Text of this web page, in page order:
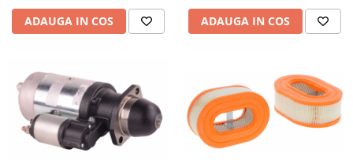
Camasa piston
Segmenti motor
Cablu acceleratie
Senzori de presiune ulei
Vaporizatoare
Radiatoare AC
Piese frana
Piese Hitachi
Piese Vermeer
Piese Socage
Piese Kaeser
Piese Wacker Neuson
ADAUGA IN COS ADAUGA IN COS